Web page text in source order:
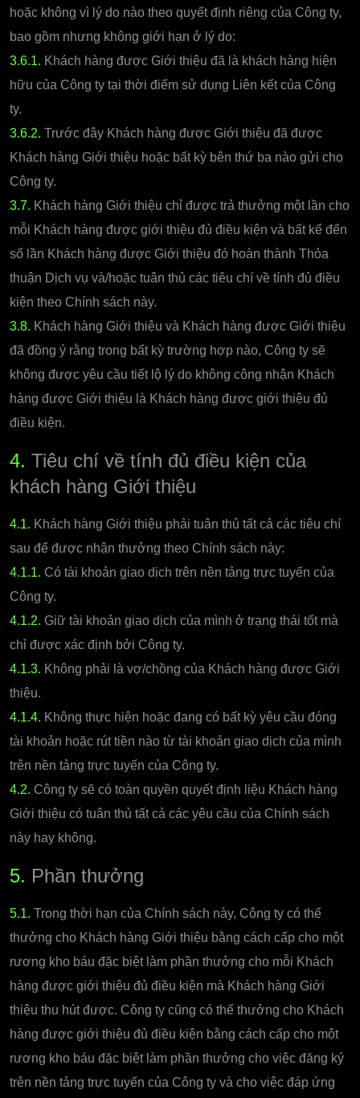
hoặc không vì lý do nào theo quyết định riêng của Công ty,
bao gồm nhưng không giới hạn ở lý do:
3.6.1. Khách hàng được Giới thiệu đã là khách hàng hiện
hữu của Công ty tại thời điểm sử dụng Liên kết của Công
ty.
3.6.2. Trước đây Khách hàng được Giới thiệu đã được
Khách hàng Giới thiệu hoặc bất kỳ bên thứ ba nào gửi cho
Công ty.
3.7. Khách hàng Giới thiệu chỉ được trả thưởng một lần cho
mỗi Khách hàng được giới thiệu đủ điều kiện và bất kể đến
số lần Khách hàng được Giới thiệu đó hoàn thành Thỏa
thuận Dịch vụ và/hoặc tuân thủ các tiêu chí về tính đủ điều
kiện theo Chính sách này.
3.8. Khách hàng Giới thiệu và Khách hàng được Giới thiệu
đã đồng ý rằng trong bất kỳ trường hợp nào, Công ty sẽ
không được yêu cầu tiết lộ lý do không công nhận Khách
hàng được Giới thiệu là Khách hàng được giới thiệu đủ
điều kiện.
4. Tiêu chí về tính đủ điều kiện của
khách hàng Giới thiệu
4.1. Khách hàng Giới thiệu phải tuân thủ tất cả các tiêu chí
sau để được nhận thưởng theo Chính sách này:
4.1.1. Có tài khoản giao dịch trên nền tảng trực tuyến của
Công ty.
4.1.2. Giữ tài khoản giao dịch của mình ở trạng thái tốt mà
chỉ được xác định bởi Công ty.
4.1.3. Không phải là vợ/chồng của Khách hàng được Giới
thiệu.
4.1.4. Không thực hiện hoặc đang có bất kỳ yêu cầu đóng
tài khoản hoặc rút tiền nào từ tài khoản giao dịch của mình
trên nền tảng trực tuyến của Công ty.
4.2. Công ty sẽ có toàn quyền quyết định liệu Khách hàng
Giới thiệu có tuân thủ tất cả các yêu cầu của Chính sách
này hay không.
5. Phần thưởng
5.1. Trong thời hạn của Chính sách này, Công ty có thể
thưởng cho Khách hàng Giới thiệu bằng cách cấp cho một
rương kho báu đặc biệt làm phần thưởng cho mỗi Khách
hàng được giới thiệu đủ điều kiện mà Khách hàng Giới
thiệu thu hút được. Công ty cũng có thể thưởng cho Khách
hàng được giới thiệu đủ điều kiện bằng cách cấp cho một
rương kho báu đặc biệt làm phần thưởng cho việc đăng ký
trên nền tảng trực tuyến của Công ty và cho việc đáp ứng